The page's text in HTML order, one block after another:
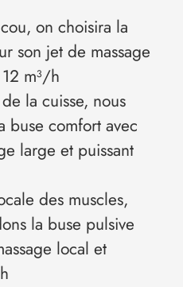
on choisira la
son jet de massage
m³/h
la cuisse, nous
buse comfort avec
large et puissant
des muscles,
la buse pulsive
local et